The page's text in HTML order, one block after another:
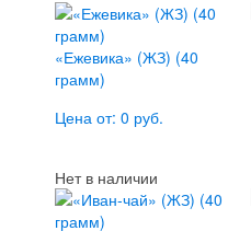
«Ежевика» (ЖЗ) (40
грамм)
Цена от: 0 руб.
Нет в наличии